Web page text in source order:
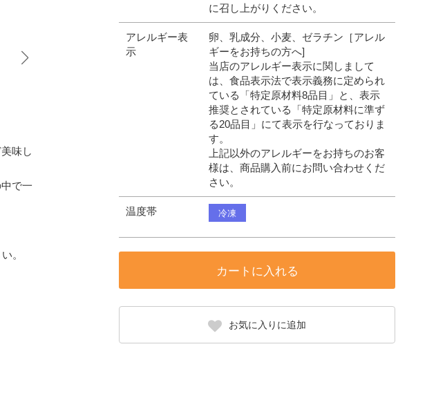
に召し上がりください。
アレルギー表
示
卵、乳成分、小麦、ゼラチン［アレル
ギーをお持ちの方へ]
当店のアレルギー表示に関しまして
は、食品表示法で表示義務に定められ
ている「特定原材料8品目」と、表示
推奨とされている「特定原材料に準ず
る20品目」にて表示を行なっておりま
す。
上記以外のアレルギーをお持ちのお客
様は、商品購入前にお問い合わせくだ
さい。
温度帯 冷凍
カートに入れる
お気に入りに追加
味し
で一
。